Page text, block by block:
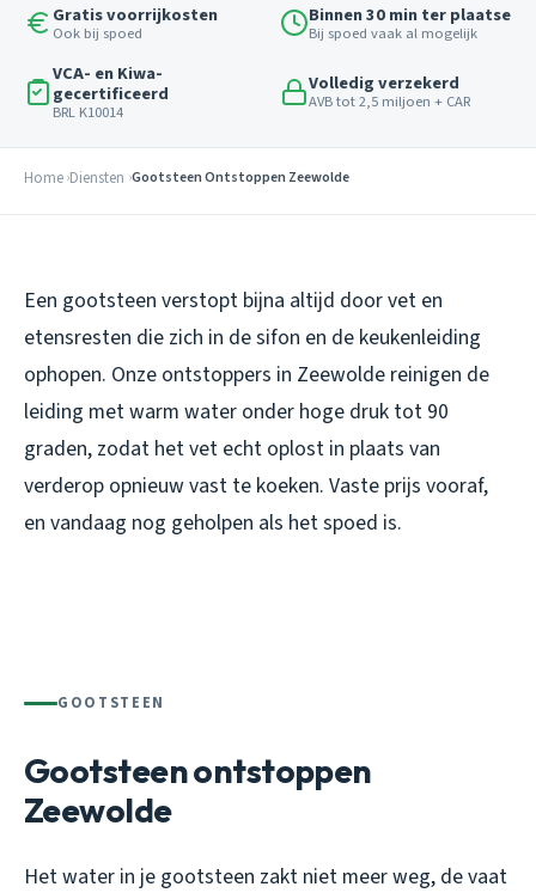
Gratis voorrijkosten
Ook bij spoed
Binnen 30 min ter plaatse
Bij spoed vaak al mogelijk
VCA- en Kiwa-
gecertificeerd
BRL K10014
Volledig verzekerd
AVB tot 2,5 miljoen + CAR
Home Diensten Gootsteen Ontstoppen Zeewolde
Een gootsteen verstopt bijna altijd door vet en
etensresten die zich in de sifon en de keukenleiding
ophopen. Onze ontstoppers in Zeewolde reinigen de
leiding met warm water onder hoge druk tot 90
graden, zodat het vet echt oplost in plaats van
verderop opnieuw vast te koeken. Vaste prijs vooraf,
en vandaag nog geholpen als het spoed is.
GOOTSTEEN
Gootsteen ontstoppen
Zeewolde
Het water in je gootsteen zakt niet meer weg, de vaat